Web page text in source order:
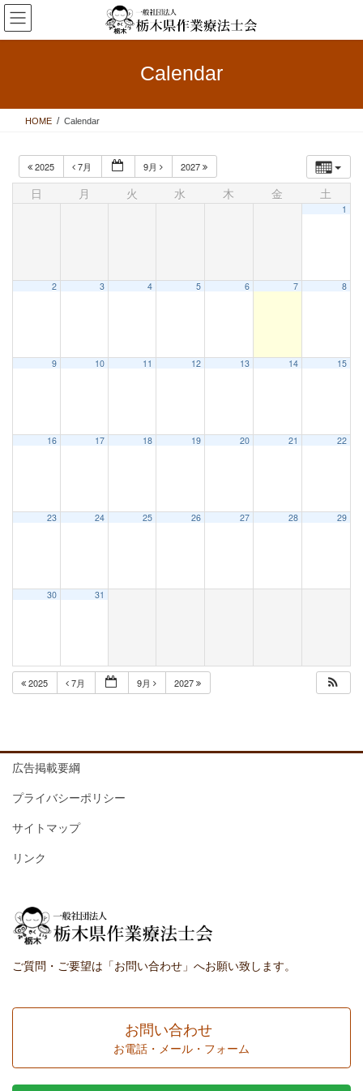
コ
ン
テ
ス
ナ
ビ
ゲ
ン
Calendar
HOME Calendar
2025 7月 9月 2027
日 月 火 水 木 金 土
1
2 3 4 5 6 7 8
9 10 11 12 13 14 15
16 17 18 19 20 21 22
23 24 25 26 27 28 29
30 31
2025 7月 9月 2027
広告掲載要綱
プライバシーポリシー
サイトマップ
リンク
ご質問・ご要望は「お問い合わせ」へお願い致します。
お問い合わせ
お電話・メール・フォーム